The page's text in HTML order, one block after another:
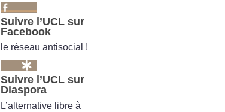
Suivre l’UCL sur
Facebook
le réseau antisocial !
Suivre l’UCL sur
Diaspora
L’alternative libre à